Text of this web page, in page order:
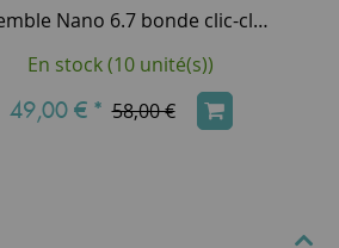
Ensemble Nano 6.7 bonde clic-clac Chrome + siphon ultra-compact & universel - WIRQUIN Réf. 30723976
En stock (10 unité(s))
49,00 € * 58,00 €